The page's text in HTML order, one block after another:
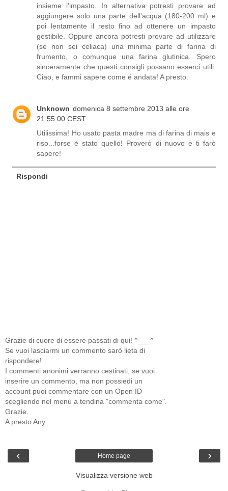
insieme l'impasto. In alternativa potresti provare ad
aggiungere solo una parte dell'acqua (180-200 ml) e
poi lentamente il resto fino ad ottenere un impasto
gestibile. Oppure ancora potresti provare ad utilizzare
(se non sei celiaca) una minima parte di farina di
frumento, o comunque una farina glutinica. Spero
sinceramente che questi consigli possano esserci utili.
Ciao, e fammi sapere come é andata! A presto.
Unknown domenica 8 settembre 2013 alle ore
21:55:00 CEST
Utilissima! Ho usato pasta madre ma di farina di mais e
riso...forse è stato quello! Proverò di nuovo e ti farò
sapere!
Rispondi
Grazie di cuore di essere passati di qui! ^___^
Se vuoi lasciarmi un commento sarò lieta di
rispondere!
I commenti anonimi verranno cestinati, se vuoi
inserire un commento, ma non possiedi un
account puoi commentare con un Open ID
scegliendo nel menù a tendina "commenta come".
Grazie.
A presto Any
‹ ›
Home page
Visualizza versione web